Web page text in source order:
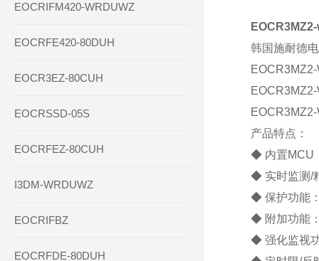
EOCRIFM420-WRDUWZ
EOCRFE420-80DUH
EOCR3EZ-80CUH
EOCRSSD-05S
EOCRFEZ-80CUH
I3DM-WRDUWZ
EOCRIFBZ
EOCRFDE-80DUH
韩国施耐德
产品特点：
◆ 内置MCU
◆ 实时监测/
◆ 保护功能
◆ 附加功能
◆ 强化监视